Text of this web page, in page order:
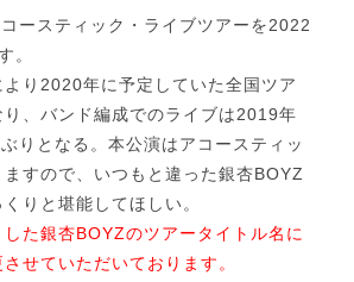
ースティック・ライブツアーを2022
。
より2020年に予定していた全国ツア
り、バンド編成でのライブは2019年
りとなる。本公演はアコースティッ
すので、いつもと違った銀杏BOYZ
りと堪能してほしい。
た銀杏BOYZのツアータイトル名に
せていただいております。